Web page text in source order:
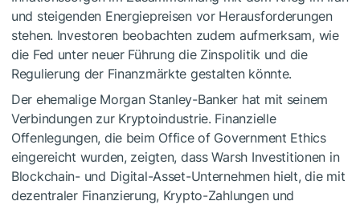
und steigenden Energiepreisen vor Herausforderungen
stehen. Investoren beobachten zudem aufmerksam, wie
die Fed unter neuer Führung die Zinspolitik und die
Regulierung der Finanzmärkte gestalten könnte.
Der ehemalige Morgan Stanley-Banker hat mit seinem
Verbindungen zur Kryptoindustrie. Finanzielle
Offenlegungen, die beim Office of Government Ethics
eingereicht wurden, zeigten, dass Warsh Investitionen in
Blockchain- und Digital-Asset-Unternehmen hielt, die mit
dezentraler Finanzierung, Krypto-Zahlungen und